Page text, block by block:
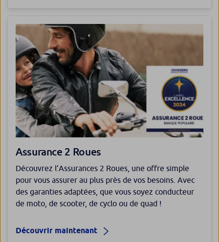
Assurance 2 Roues
Découvrez l’Assurances 2 Roues, une offre simple
pour vous assurer au plus près de vos besoins. Avec
des garanties adaptées, que vous soyez conducteur
de moto, de scooter, de cyclo ou de quad !
Découvrir maintenant